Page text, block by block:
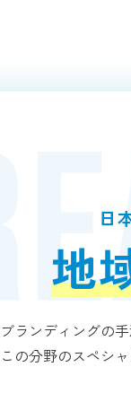
日
地
ランディングの
この分野のスペシ